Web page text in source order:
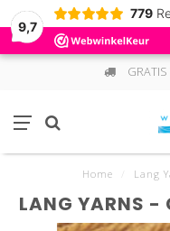
9,7
779
Home Lang
LANG YARNS -